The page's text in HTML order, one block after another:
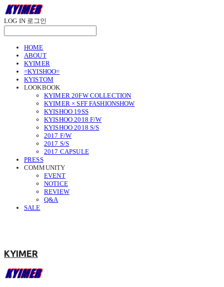
LOG IN 로그인
HOME
ABOUT
KYIMER
=KYISHOO=
KYISTOM
LOOKBOOK
KYIMER 20FW COLLECTION
KYIMER × SFF FASHIONSHOW
KYISHOO 19SS
KYISHOO 2018 F/W
KYISHOO 2018 S/S
2017 F/W
2017 S/S
2017 CAPSULE
PRESS
COMMUNITY
EVENT
NOTICE
REVIEW
Q&A
SALE
KYIMER